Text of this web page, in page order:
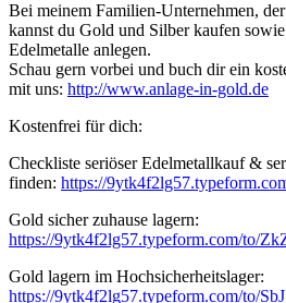
Bei meinem Familien-Unternehmen,
kannst du Gold und Silber kaufen
Edelmetalle anlegen.
Schau gern vorbei und buch dir ein
mit uns: http://www.anlage-in-gold.de
Kostenfrei für dich:
Checkliste seriöser Edelmetallkauf &
finden: https://
Gold sicher zuhause lagern:
https://9ytk4f2lg57.typeform.com/to/
Gold lagern im Hochsicherheitslager:
https://9ytk4f2lg57.typeform.com/to/